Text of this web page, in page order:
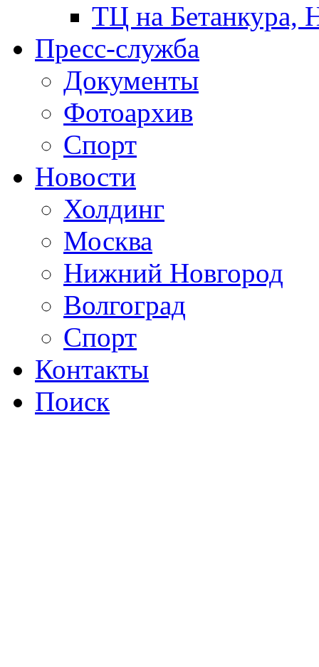
ТЦ на Бетанкура,
Пресс-служба
Документы
Фотоархив
Спорт
Новости
Холдинг
Москва
Нижний Новгород
Волгоград
Спорт
Контакты
Поиск